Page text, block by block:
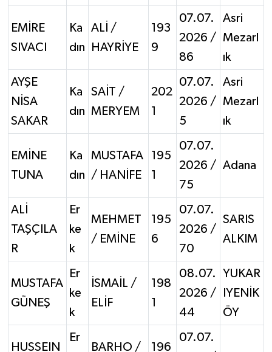
EMİRE
SIVACI
Ka
dın
ALİ /
HAYRİYE
193
9
07.07.
2026 /
86
Asri
Mezarl
ık
AYŞE
NİSA
SAKAR
Ka
dın
SAİT /
MERYEM
202
1
07.07.
2026 /
5
Asri
Mezarl
ık
EMİNE
TUNA
Ka
dın
MUSTAFA
/ HANİFE
195
1
07.07.
2026 /
75
Adana
ALİ
TAŞÇILA
R
Er
ke
k
MEHMET
/ EMİNE
195
6
07.07.
2026 /
70
SARIS
ALKIM
MUSTAFA
GÜNEŞ
Er
ke
k
İSMAİL /
ELİF
198
1
08.07.
2026 /
44
YUKAR
IYENİK
ÖY
HUSSEIN
Er
BARHO /
196
07.07.